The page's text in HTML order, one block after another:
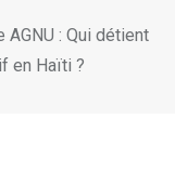
: Qui détient
en Haïti ?